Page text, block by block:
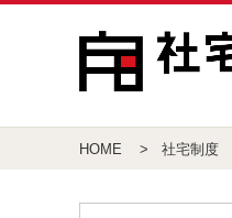
HOME 社宅制度